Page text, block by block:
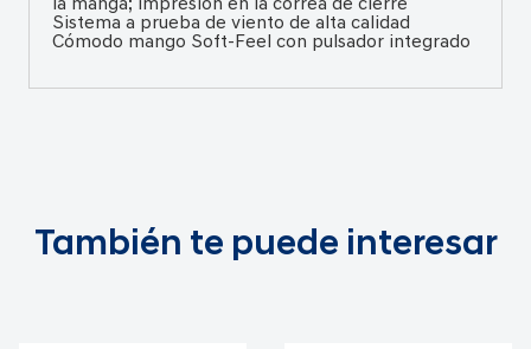
la manga; impresión en la correa de cierre
Sistema a prueba de viento de alta calidad
Cómodo mango Soft-Feel con pulsador integrado
También te puede interesar